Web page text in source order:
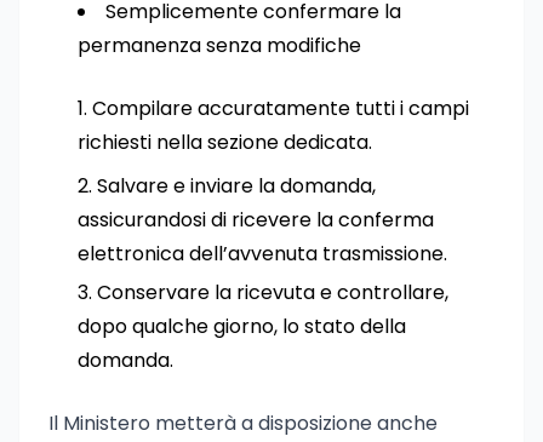
Semplicemente confermare la
permanenza senza modifiche
Compilare accuratamente tutti i campi
richiesti nella sezione dedicata.
Salvare e inviare la domanda,
assicurandosi di ricevere la conferma
elettronica dell’avvenuta trasmissione.
Conservare la ricevuta e controllare,
dopo qualche giorno, lo stato della
domanda.
Il Ministero metterà a disposizione anche